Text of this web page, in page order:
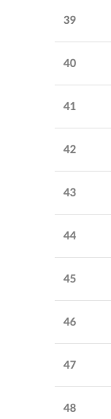
39
40
41
42
43
44
45
46
47
48